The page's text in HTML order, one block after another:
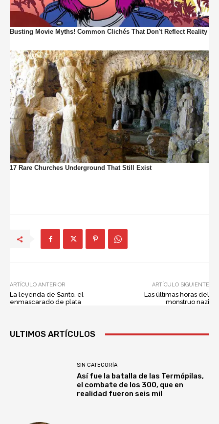
ARTÍCULO ANTERIOR
La leyenda de Santo, el
enmascarado de plata
ARTÍCULO SIGUIENTE
Las últimas horas del
monstruo nazi
ULTIMOS ARTÍCULOS
SIN CATEGORÍA
Así fue la batalla de las Termópilas,
el combate de los 300, que en
realidad fueron seis mil